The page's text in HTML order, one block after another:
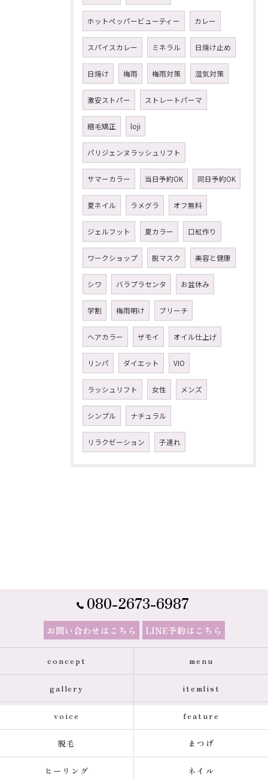
ホットペッパービューティー カレー
スパイスカレー ミネラル 日焼け止め
日焼け 梅雨 梅雨対策 湿気対策
激安ストパー ストレートパーマ
縮毛矯正 loji
パリジェンヌラッシュリフト
サマーカラー 当日予約OK 同日予約OK
夏ネイル ラメグラ オフ無料
ジェルフット 夏カラー 口紅作り
ワークショップ 脱マスク 美容と健康
シワ バラプラセンタ お盆休み
学割 梅雨明け ブリーチ
ヘアカラー ザモイ オイル仕上げ
リンパ ダイエット VIO
ラッシュリフト 女性 メンズ
シンプル ナチュラル
リラクゼーション 子連れ
080-2673-6987
お問い合わせはこちら LINE予約はこちら
concept menu
gallery itemlist
voice feature
脱毛 まつげ
ヒーリング ネイル